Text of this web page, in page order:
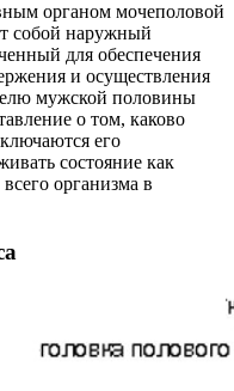
органом мочеполовой
собой наружный
для обеспечения
и осуществления
мужской половины
о том, каково
его
состояние как
организма в